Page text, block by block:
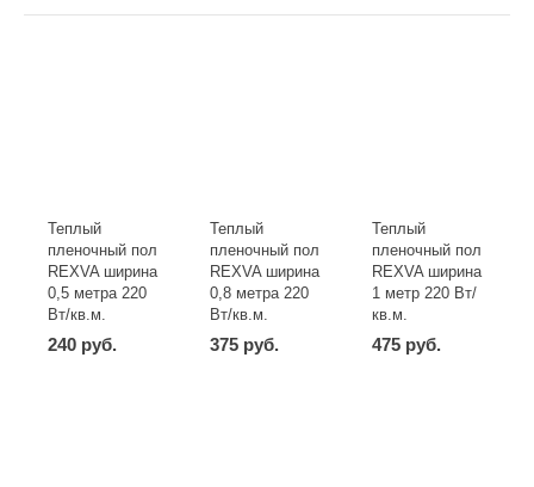
Теплый
пленочный пол
REXVA ширина
0,5 метра 220
Вт/кв.м.
240 руб.
Теплый
пленочный пол
REXVA ширина
0,8 метра 220
Вт/кв.м.
375 руб.
Теплый
пленочный пол
REXVA ширина
1 метр 220 Вт/
кв.м.
475 руб.